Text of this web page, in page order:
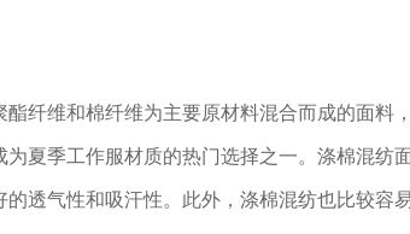
酯纤维和棉纤维为主要原材料混合而成的面料
为夏季工作服材质的热门选择之一。涤棉混纺
的透气性和吸汗性。此外，涤棉混纺也比较容